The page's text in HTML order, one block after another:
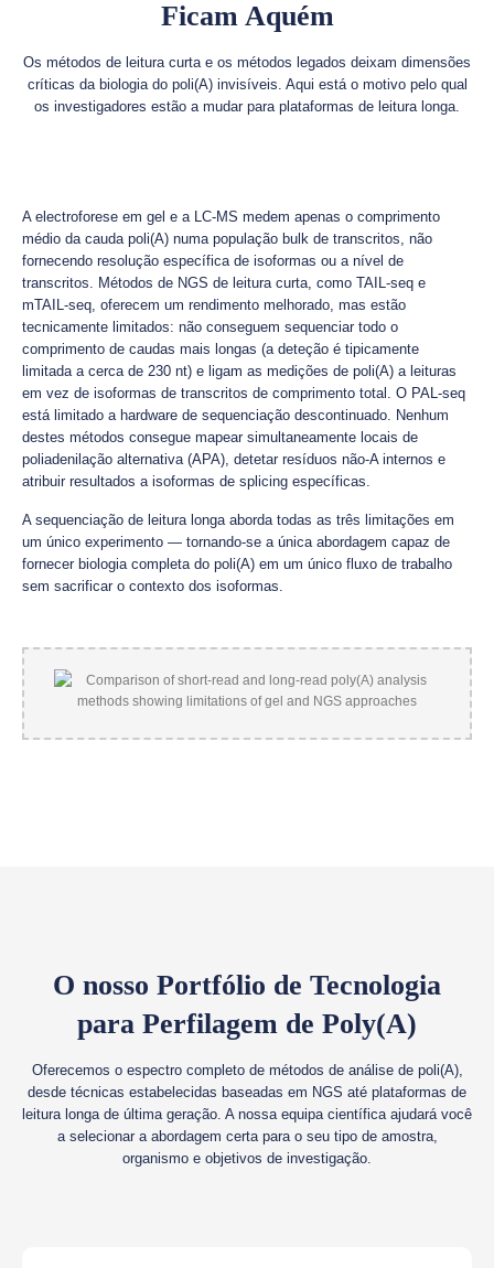
Ficam Aquém
Os métodos de leitura curta e os métodos legados deixam dimensões
críticas da biologia do poli(A) invisíveis. Aqui está o motivo pelo qual
os investigadores estão a mudar para plataformas de leitura longa.
A electroforese em gel e a LC-MS medem apenas o comprimento
médio da cauda poli(A) numa população bulk de transcritos, não
fornecendo resolução específica de isoformas ou a nível de
transcritos. Métodos de NGS de leitura curta, como TAIL-seq e
mTAIL-seq, oferecem um rendimento melhorado, mas estão
tecnicamente limitados: não conseguem sequenciar todo o
comprimento de caudas mais longas (a deteção é tipicamente
limitada a cerca de 230 nt) e ligam as medições de poli(A) a leituras
em vez de isoformas de transcritos de comprimento total. O PAL-seq
está limitado a hardware de sequenciação descontinuado. Nenhum
destes métodos consegue mapear simultaneamente locais de
poliadenilação alternativa (APA), detetar resíduos não-A internos e
atribuir resultados a isoformas de splicing específicas.
A sequenciação de leitura longa aborda todas as três limitações em
um único experimento — tornando-se a única abordagem capaz de
fornecer biologia completa do poli(A) em um único fluxo de trabalho
sem sacrificar o contexto dos isoformas.
O nosso Portfólio de Tecnologia
para Perfilagem de Poly(A)
Oferecemos o espectro completo de métodos de análise de poli(A),
desde técnicas estabelecidas baseadas em NGS até plataformas de
leitura longa de última geração. A nossa equipa científica ajudará você
a selecionar a abordagem certa para o seu tipo de amostra,
organismo e objetivos de investigação.